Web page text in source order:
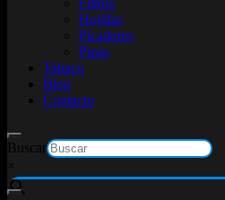
Filtros
Hojillas
Picadores
Pipas
Tabaco
Blog
Contacto
Buscar
×